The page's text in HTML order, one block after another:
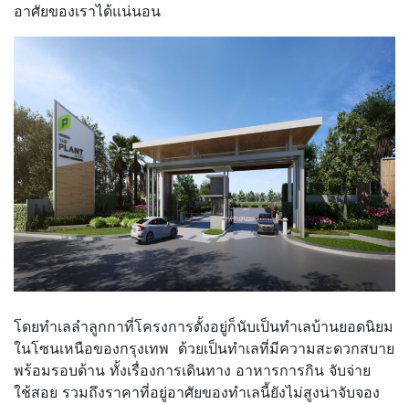
อาศัยของเราได้แน่นอน
โดยทำเลลำลูกกาที่โครงการตั้งอยู่ก็นับเป็นทำเลบ้านยอดนิยม
ในโซนเหนือของกรุงเทพ ด้วยเป็นทำเลที่มีความสะดวกสบาย
พร้อมรอบด้าน ทั้งเรื่องการเดินทาง อาหารการกิน จับจ่าย
ใช้สอย รวมถึงราคาที่อยู่อาศัยของทำเลนี้ยังไม่สูงน่าจับจอง